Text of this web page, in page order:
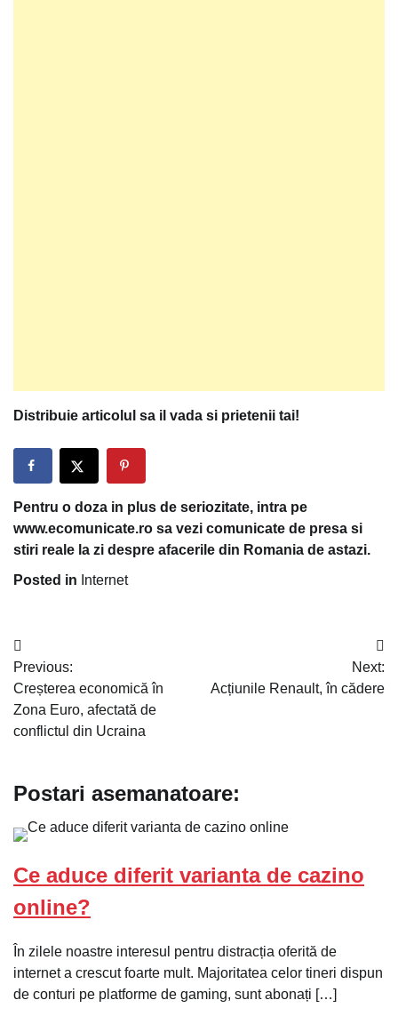
Distribuie articolul sa il vada si prietenii tai!
Pentru o doza in plus de seriozitate, intra pe
www.ecomunicate.ro sa vezi comunicate de presa si
stiri reale la zi despre afacerile din Romania de astazi.
Posted in Internet
Navigare
în
articole
Previous:
Creșterea economică în
Zona Euro, afectată de
conflictul din Ucraina
Next:
Acțiunile Renault, în cădere
Postari asemanatoare:
Ce aduce diferit varianta de cazino
online?
În zilele noastre interesul pentru distracția oferită de
internet a crescut foarte mult. Majoritatea celor tineri dispun
de conturi pe platforme de gaming, sunt abonați […]